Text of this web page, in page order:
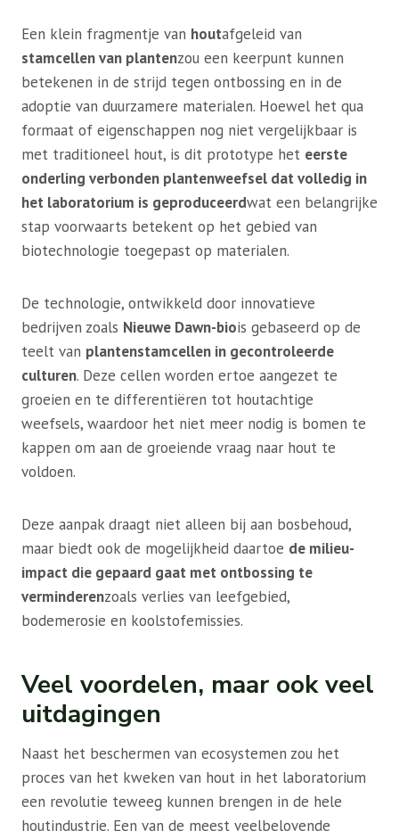
Een klein fragmentje van houtafgeleid van
stamcellen van plantenzou een keerpunt kunnen
betekenen in de strijd tegen ontbossing en in de
adoptie van duurzamere materialen. Hoewel het qua
formaat of eigenschappen nog niet vergelijkbaar is
met traditioneel hout, is dit prototype het eerste
onderling verbonden plantenweefsel dat volledig in
het laboratorium is geproduceerdwat een belangrijke
stap voorwaarts betekent op het gebied van
biotechnologie toegepast op materialen.
De technologie, ontwikkeld door innovatieve
bedrijven zoals Nieuwe Dawn-biois gebaseerd op de
teelt van plantenstamcellen in gecontroleerde
culturen. Deze cellen worden ertoe aangezet te
groeien en te differentiëren tot houtachtige
weefsels, waardoor het niet meer nodig is bomen te
kappen om aan de groeiende vraag naar hout te
voldoen.
Deze aanpak draagt ​​niet alleen bij aan bosbehoud,
maar biedt ook de mogelijkheid daartoe de milieu-
impact die gepaard gaat met ontbossing te
verminderenzoals verlies van leefgebied,
bodemerosie en koolstofemissies.
Veel voordelen, maar ook veel
uitdagingen
Naast het beschermen van ecosystemen zou het
proces van het kweken van hout in het laboratorium
een ​​revolutie teweeg kunnen brengen in de hele
houtindustrie. Een van de meest veelbelovende